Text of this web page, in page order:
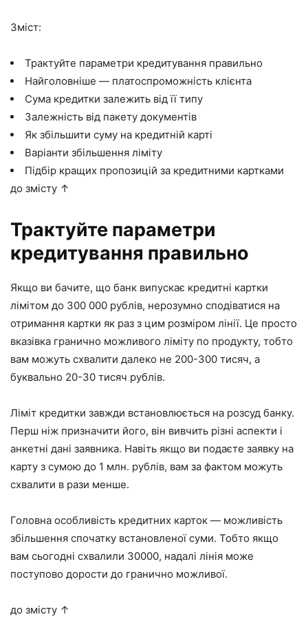
Зміст:
Трактуйте параметри кредитування правильно
Найголовніше — платоспроможність клієнта
Сума кредитки залежить від її типу
Залежність від пакету документів
Як збільшити суму на кредитній карті
Варіанти збільшення ліміту
Підбір кращих пропозицій за кредитними картками
до змісту ↑
Трактуйте параметри
кредитування правильно
Якщо ви бачите, що банк випускає кредитні картки
лімітом до 300 000 рублів, нерозумно сподіватися на
отримання картки як раз з цим розміром лінії. Це просто
вказівка гранично можливого ліміту по продукту, тобто
вам можуть схвалити далеко не 200-300 тисяч, а
буквально 20-30 тисяч рублів.
Ліміт кредитки завжди встановлюється на розсуд банку.
Перш ніж призначити його, він вивчить різні аспекти і
анкетні дані заявника. Навіть якщо ви подаєте заявку на
карту з сумою до 1 млн. рублів, вам за фактом можуть
схвалити в рази менше.
Головна особливість кредитних карток — можливість
збільшення спочатку встановленої суми. Тобто якщо
вам сьогодні схвалили 30000, надалі лінія може
поступово дорости до гранично можливої.
до змісту ↑